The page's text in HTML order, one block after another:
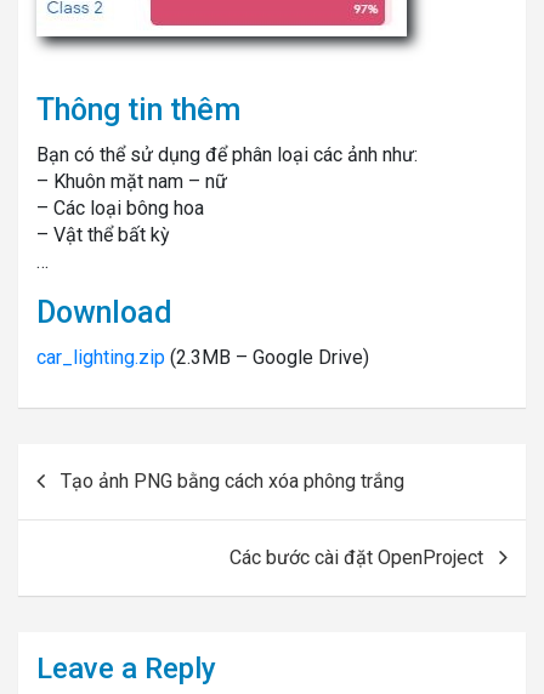
Thông tin thêm
Bạn có thể sử dụng để phân loại các ảnh như:
– Khuôn mặt nam – nữ
– Các loại bông hoa
– Vật thể bất kỳ
…
Download
car_lighting.zip (2.3MB – Google Drive)
navigation
Tạo ảnh PNG bằng cách xóa phông trắng
Các bước cài đặt OpenProject
Leave a Reply